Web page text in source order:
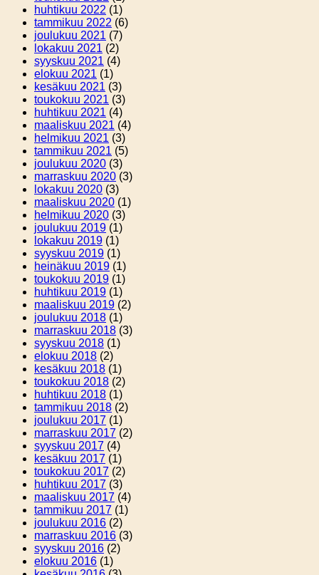
huhtikuu 2022 (1)
tammikuu 2022 (6)
joulukuu 2021 (7)
lokakuu 2021 (2)
syyskuu 2021 (4)
elokuu 2021 (1)
kesäkuu 2021 (3)
toukokuu 2021 (3)
huhtikuu 2021 (4)
maaliskuu 2021 (4)
helmikuu 2021 (3)
tammikuu 2021 (5)
joulukuu 2020 (3)
marraskuu 2020 (3)
lokakuu 2020 (3)
maaliskuu 2020 (1)
helmikuu 2020 (3)
joulukuu 2019 (1)
lokakuu 2019 (1)
syyskuu 2019 (1)
heinäkuu 2019 (1)
toukokuu 2019 (1)
huhtikuu 2019 (1)
maaliskuu 2019 (2)
joulukuu 2018 (1)
marraskuu 2018 (3)
syyskuu 2018 (1)
elokuu 2018 (2)
kesäkuu 2018 (1)
toukokuu 2018 (2)
huhtikuu 2018 (1)
tammikuu 2018 (2)
joulukuu 2017 (1)
marraskuu 2017 (2)
syyskuu 2017 (4)
kesäkuu 2017 (1)
toukokuu 2017 (2)
huhtikuu 2017 (3)
maaliskuu 2017 (4)
tammikuu 2017 (1)
joulukuu 2016 (2)
marraskuu 2016 (3)
syyskuu 2016 (2)
elokuu 2016 (1)